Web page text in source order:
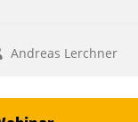
Andreas Lerchner